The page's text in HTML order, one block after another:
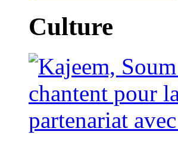
Culture